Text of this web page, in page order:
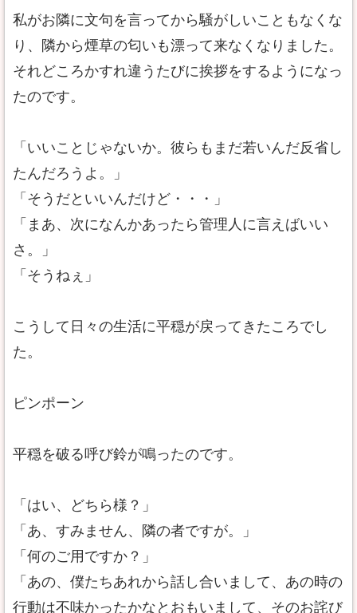
私がお隣に文句を言ってから騒がしいこともなくな
り、隣から煙草の匂いも漂って来なくなりました。
それどころかすれ違うたびに挨拶をするようになっ
たのです。
「いいことじゃないか。彼らもまだ若いんだ反省し
たんだろうよ。」
「そうだといいんだけど・・・」
「まあ、次になんかあったら管理人に言えばいい
さ。」
「そうねぇ」
こうして日々の生活に平穏が戻ってきたころでし
た。
ピンポーン
平穏を破る呼び鈴が鳴ったのです。
「はい、どちら様？」
「あ、すみません、隣の者ですが。」
「何のご用ですか？」
「あの、僕たちあれから話し合いまして、あの時の
行動は不味かったかなとおもいまして、そのお詫び